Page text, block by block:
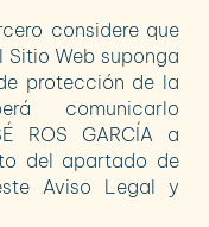
considere que
Sitio Web suponga
protección de la
comunicarlo
ROS GARCÍA a
del apartado de
Aviso Legal y